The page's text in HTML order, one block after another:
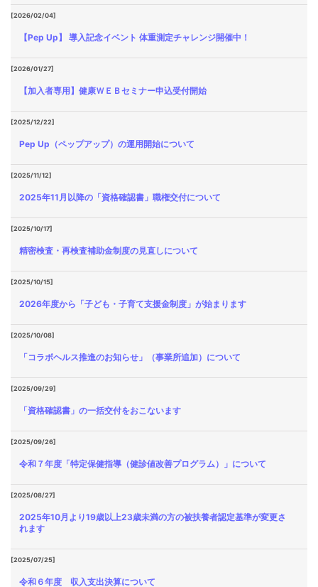
[2026/02/04]
【Pep Up】 導入記念イベント 体重測定チャレンジ開催中！
[2026/01/27]
【加入者専用】健康ＷＥＢセミナー申込受付開始
[2025/12/22]
Pep Up（ペップアップ）の運用開始について
[2025/11/12]
2025年11月以降の「資格確認書」職権交付について
[2025/10/17]
精密検査・再検査補助金制度の見直しについて
[2025/10/15]
2026年度から「子ども・子育て支援金制度」が始まります
[2025/10/08]
「コラボヘルス推進のお知らせ」（事業所追加）について
[2025/09/29]
「資格確認書」の一括交付をおこないます
[2025/09/26]
令和７年度「特定保健指導（健診値改善プログラム）」について
[2025/08/27]
2025年10月より19歳以上23歳未満の方の被扶養者認定基準が変更さ
れます
[2025/07/25]
令和６年度 収入支出決算について